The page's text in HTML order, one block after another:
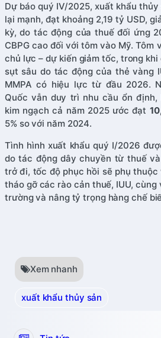
Dự báo quý IV/2025, xuất khẩu
lại mạnh, đạt khoảng 2,19 tỷ USD,
kỳ, do tác động của thuế đối ứng
CBPG cao đối với tôm vào Mỹ. Tôm
chủ lực – dự kiến giảm tốc, trong
sụt sâu do tác động của thẻ vàng
MMPA có hiệu lực từ đầu 2026.
Quốc vẫn duy trì nhu cầu ổn
kim ngạch cả năm 2025 ước đạt
5% so với năm 2024.
Tình hình xuất khẩu quý I/2026
do tác động dây chuyền từ thuế
trở đi, tốc độ phục hồi sẽ phụ thuộc
tháo gỡ các rào cản thuế, IUU,
trường và nâng tỷ trọng hàng chế
Xem nhanh
xuất khẩu thủy sản